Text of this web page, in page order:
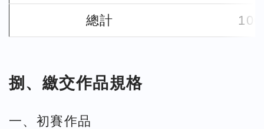
總計
捌、繳交作品規格
一、初賽作品